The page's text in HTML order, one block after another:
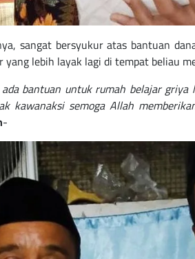
sangat bersyukur atas bantuan
yang lebih layak lagi di tempat beliau
bantuan untuk rumah belajar
kawanaksi semoga Allah
-